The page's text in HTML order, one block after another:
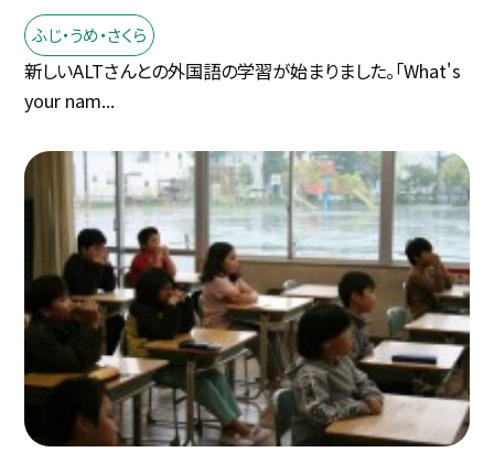
ふじ・うめ・さくら
新しいALTさんとの外国語の学習が始まりました。「What's
your nam...